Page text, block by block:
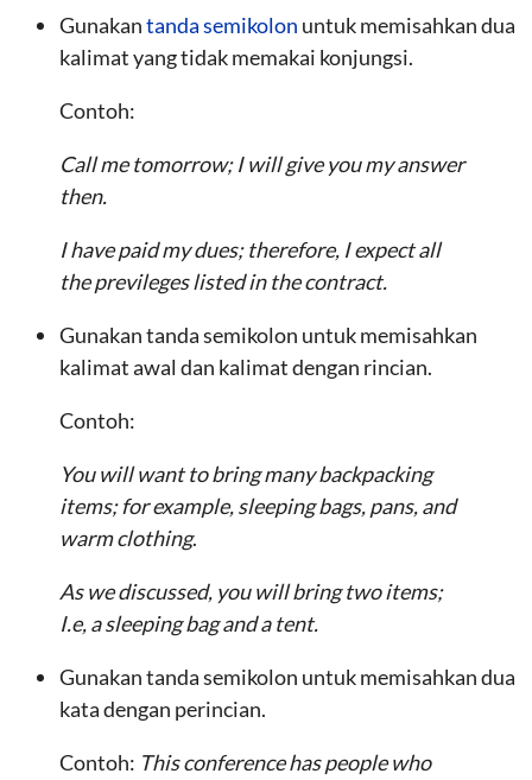
Gunakantanda semikolon untuk memisahkan dua
kalimat yang tidak memakai konjungsi.
Contoh:
Call me tomorrow; I will give you my answer
then.
I have paid my dues; therefore, I expect all
the previleges listed in the contract.
Gunakan tanda semikolon untuk memisahkan
kalimat awal dan kalimat dengan rincian.
Contoh:
You will want to bring many backpacking
items; for example, sleeping bags, pans, and
warm clothing.
As we discussed, you will bring two items;
I.e, a sleeping bag and a tent.
Gunakan tanda semikolon untuk memisahkan dua
kata dengan perincian.
Contoh: This conference has people who